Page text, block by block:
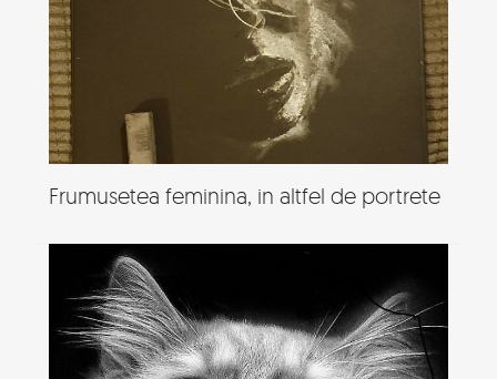
Frumusetea feminina, in altfel de portrete